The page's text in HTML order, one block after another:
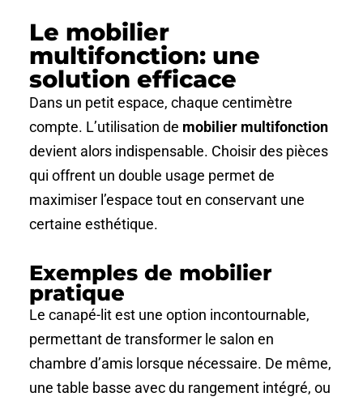
Le mobilier
multifonction: une
solution efficace
Dans un petit espace, chaque centimètre
compte. L’utilisation de mobilier multifonction
devient alors indispensable. Choisir des pièces
qui offrent un double usage permet de
maximiser l’espace tout en conservant une
certaine esthétique.
Exemples de mobilier
pratique
Le canapé-lit est une option incontournable,
permettant de transformer le salon en
chambre d’amis lorsque nécessaire. De même,
une table basse avec du rangement intégré, ou